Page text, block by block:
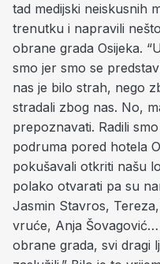
tad medijski neiskusnih
trenutku i napravili
obrane grada Osijeka.
smo jer smo se
nas je bilo strah, nego
stradali zbog nas. No,
prepoznavati. Radili
podruma pored hotela
pokušavali otkriti našu
polako otvarati pa su
Jasmin Stavros,
vruće, Anja
obrane grada, svi dragi